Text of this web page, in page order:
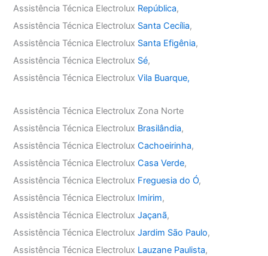
Assistência Técnica Electrolux República,
Assistência Técnica Electrolux Santa Cecília,
Assistência Técnica Electrolux Santa Efigênia,
Assistência Técnica Electrolux Sé,
Assistência Técnica ElectroluxVila Buarque,
Assistência Técnica Electrolux Zona Norte
Assistência Técnica Electrolux Brasilândia,
Assistência Técnica ElectroluxCachoeirinha,
Assistência Técnica ElectroluxCasa Verde,
Assistência Técnica Electrolux Freguesia do Ó,
Assistência Técnica Electrolux Imirim,
Assistência Técnica ElectroluxJaçanã,
Assistência Técnica ElectroluxJardim São Paulo,
Assistência Técnica Electrolux Lauzane Paulista,